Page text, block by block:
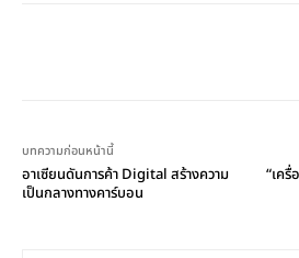
บทความก่อนหน้านี้
อาเซียนดันการค้า Digital สร้างความ
เป็นกลางทางคาร์บอน
“เค